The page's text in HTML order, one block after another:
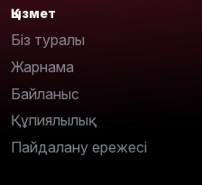
Қызмет
Біз туралы
Жарнама
Байланыс
Құпиялылық
Пайдалану ережесі